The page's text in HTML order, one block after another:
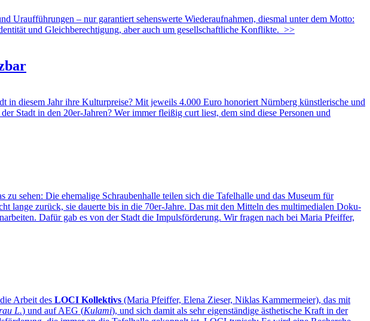
Uraufführungen – nur garantiert sehenswerte Wiederaufnahmen, diesmal unter dem Motto:
und Gleichberechtigung, aber auch um gesellschaftliche Konflikte. >>
in diesem Jahr ihre Kulturpreise? Mit jeweils 4.000 Euro honoriert Nürnberg künstlerische und
Stadt in den 20er-Jahren? Wer immer fleißig curt liest, dem sind diese Personen und
sehen: Die ehemalige Schraubenhalle teilen sich die Tafelhalle und das Museum für
lange zurück, sie dauerte bis in die 70er-Jahre. Das mit den Mitteln des multimedialen Doku-
Dafür gab es von der Stadt die Impulsförderung. Wir fragen nach bei Maria Pfeiffer,
Arbeit des LOCI Kollektivs (Maria Pfeiffer, Elena Zieser, Niklas Kammermeier), das mit
L.) und auf AEG (Kulami), und sich damit als sehr eigenständige ästhetische Kraft in der